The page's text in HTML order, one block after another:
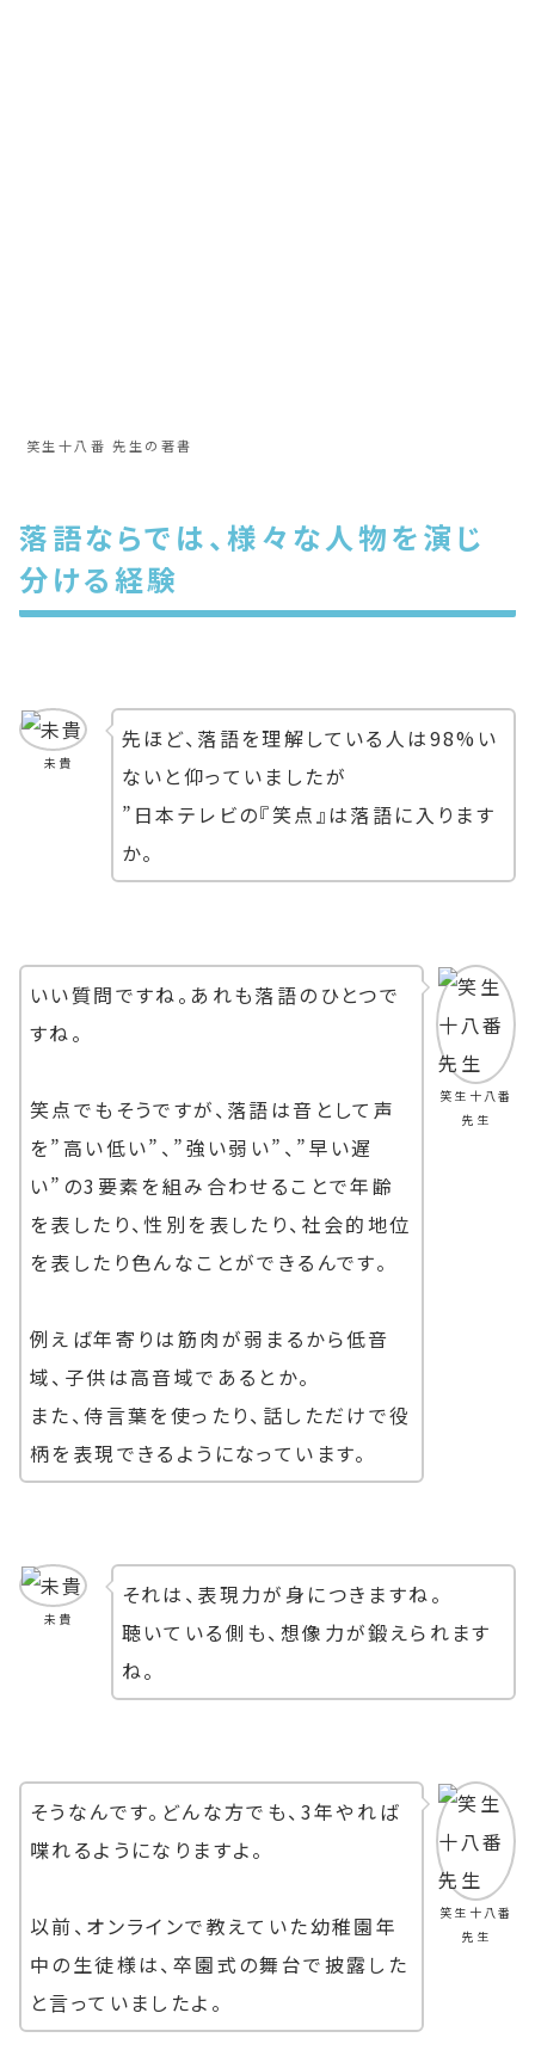
笑生十八番 先生の著書
落語ならでは、様々な人物を演じ
分ける経験
未貴
先ほど、落語を理解している人は98%い
ないと仰っていましたが
”日本テレビの『笑点』は落語に入ります
か。
笑生十八番
先生
いい質問ですね。あれも落語のひとつで
すね。
笑点でもそうですが、落語は音として声
を”高い低い”、”強い弱い”、”早い遅
い”の3要素を組み合わせることで年齢
を表したり、性別を表したり、社会的地位
を表したり色んなことができるんです。
例えば年寄りは筋肉が弱まるから低音
域、子供は高音域であるとか。
また、侍言葉を使ったり、話しただけで役
柄を表現できるようになっています。
未貴
それは、表現力が身につきますね。
聴いている側も、想像力が鍛えられます
ね。
笑生十八番
先生
そうなんです。どんな方でも、3年やれば
喋れるようになりますよ。
以前、オンラインで教えていた幼稚園年
中の生徒様は、卒園式の舞台で披露した
と言っていましたよ。